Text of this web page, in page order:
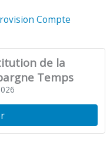
Compte
de la
Temps